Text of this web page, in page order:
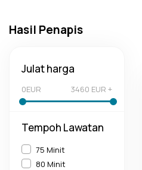
Hasil Penapis
Julat harga
0EUR 3460 EUR +
Tempoh Lawatan
75 Minit
80 Minit